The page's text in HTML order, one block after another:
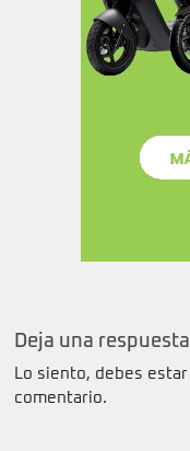
Deja una respuesta
Lo siento, debes estar
comentario.